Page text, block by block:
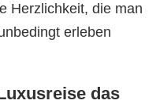
Herzlichkeit, die man
erleben
das